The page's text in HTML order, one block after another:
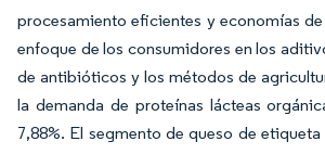
procesamiento eficientes y economías
enfoque de los consumidores en los
de antibióticos y los métodos de
la demanda de proteínas lácteas
7,88%. El segmento de queso de